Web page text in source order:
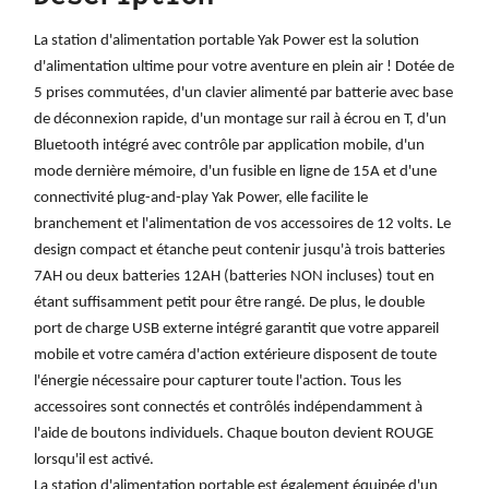
La station d'alimentation portable Yak Power est la solution
d'alimentation ultime pour votre aventure en plein air ! Dotée de
5 prises commutées, d'un clavier alimenté par batterie avec base
de déconnexion rapide, d'un montage sur rail à écrou en T, d'un
Bluetooth intégré avec contrôle par application mobile, d'un
mode dernière mémoire, d'un fusible en ligne de 15A et d'une
connectivité plug-and-play Yak Power, elle facilite le
branchement et l'alimentation de vos accessoires de 12 volts. Le
design compact et étanche peut contenir jusqu'à trois batteries
7AH ou deux batteries 12AH (batteries NON incluses) tout en
étant suffisamment petit pour être rangé. De plus, le double
port de charge USB externe intégré garantit que votre appareil
mobile et votre caméra d'action extérieure disposent de toute
l'énergie nécessaire pour capturer toute l'action. Tous les
accessoires sont connectés et contrôlés indépendamment à
l'aide de boutons individuels. Chaque bouton devient ROUGE
lorsqu'il est activé.